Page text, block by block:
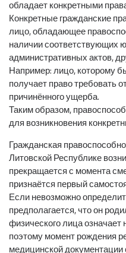
обладает конкретными
Конкретные гражданские
лицо, обладающее
наличии соответствующих
административных актов,
Например: лицо, которому
получает право требовать
причинённого ущерба.
Таким образом,
для возникновения
Гражданская
Литовской Республике
прекращается с момента
признаётся первый
Если невозможно
предполагается, что он
физического лица означает
поэтому момент рождения
медицинской